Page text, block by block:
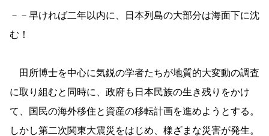
－－早ければ二年以内に、日本列島の大部分は海面下に沈
む！
田所博士を中心に気鋭の学者たちが地質的大変動の調査
に取り組むと同時に、政府も日本民族の生き残りをかけ
て、国民の海外移住と資産の移転計画を進めようとする。
しかし第二次関東大震災をはじめ、様ざまな災害が発生。